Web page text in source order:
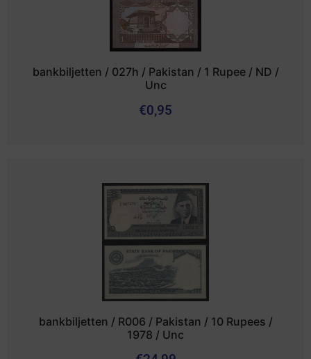
bankbiljetten / 027h / Pakistan / 1 Rupee / ND /
Unc
€0,95
bankbiljetten / R006 / Pakistan / 10 Rupees /
1978 / Unc